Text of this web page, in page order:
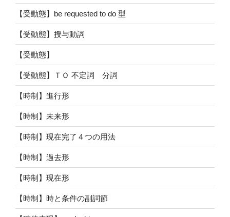
【受動態】be requested to do 型
【受動態】授与動詞
【受動態】
【受動態】ＴＯ 不定詞 分詞
【時制】進行形
【時制】未来形
【時制】現在完了４つの用法
【時制】過去形
【時制】現在形
【時制】時と条件の副詞節